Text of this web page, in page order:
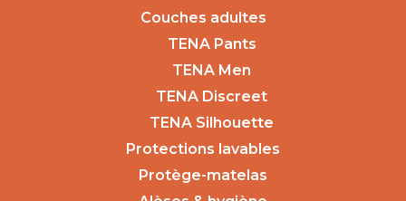
Couches adultes
TENA Pants
TENA Men
TENA Discreet
TENA Silhouette
Protections lavables
Protège-matelas